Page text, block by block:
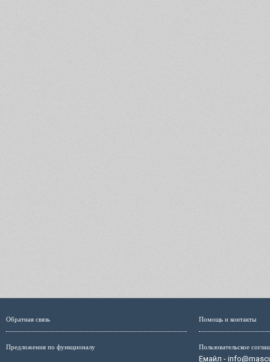
Обратная связь
Предложения по функционалу
Помощь и контакты
Пользовательское
Емайл -